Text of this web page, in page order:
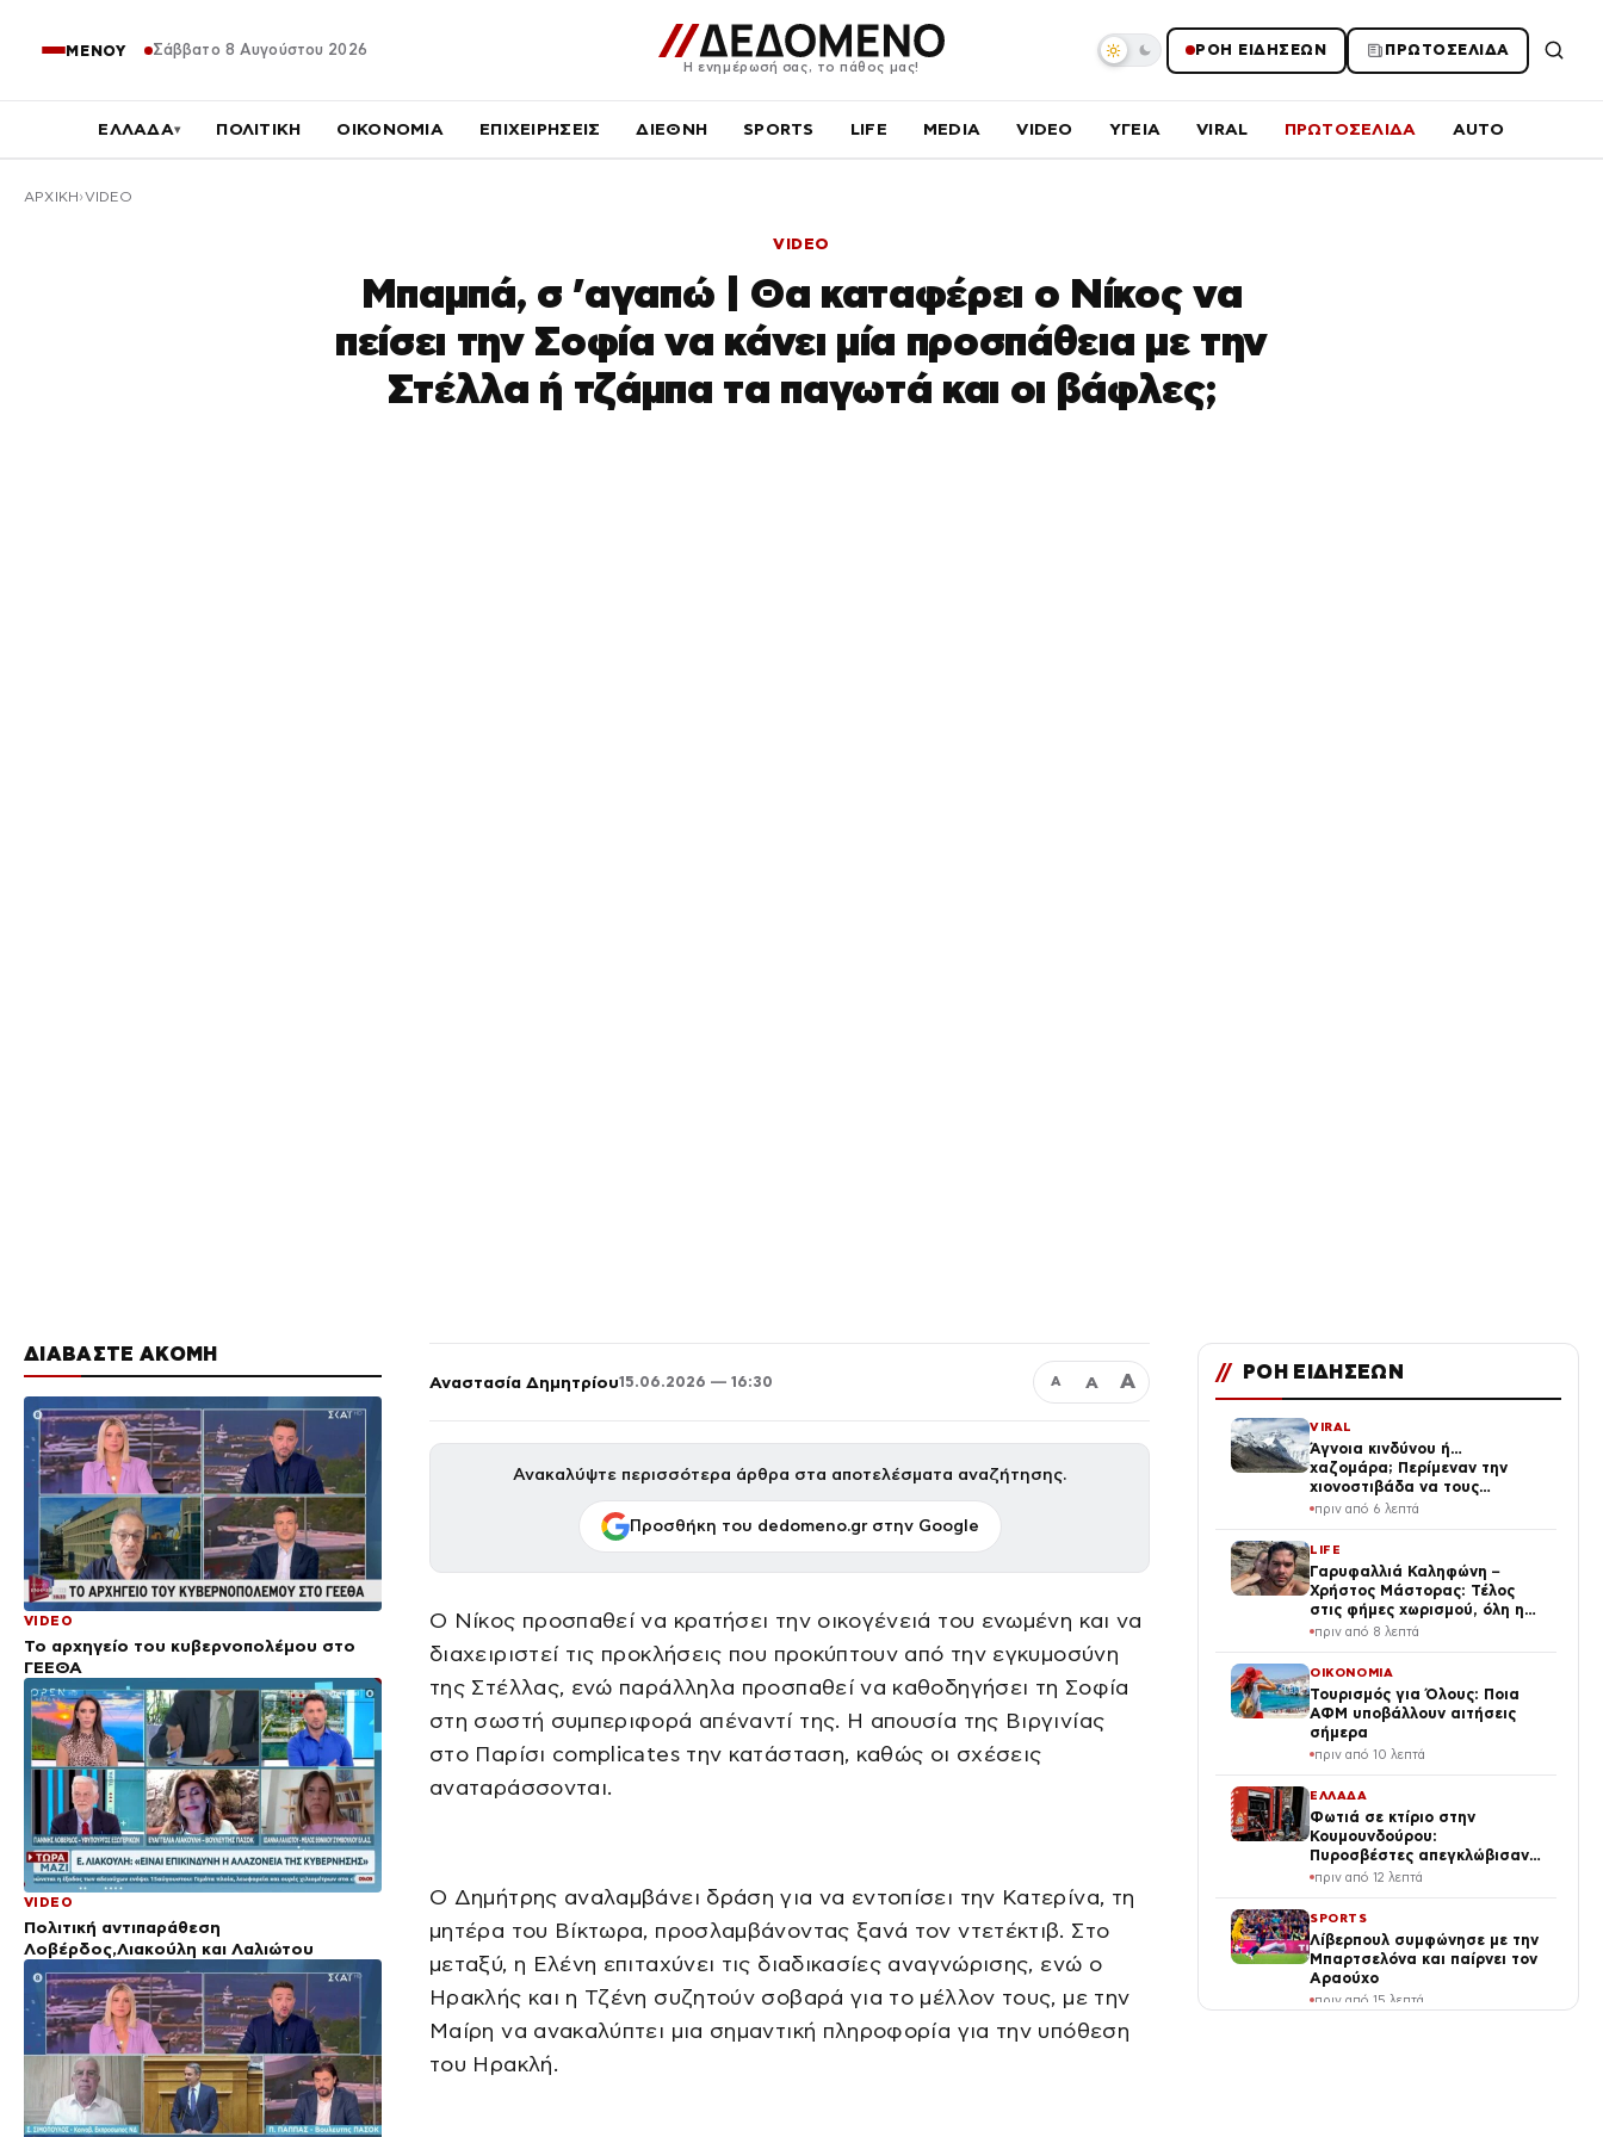
ΜΕΝΟΥ Σάββατο 8 Αυγούστου 2026
Η ενημέρωσή σας, το πάθος μας!
ΡΟΗ ΕΙΔΗΣΕΩΝ ΠΡΩΤΟΣΕΛΙΔΑ
ΕΛΛΑΔΑ▾ ΠΟΛΙΤΙΚΗ ΟΙΚΟΝΟΜΙΑ ΕΠΙΧΕΙΡΗΣΕΙΣ ΔΙΕΘΝΗ SPORTS LIFE MEDIA VIDEO ΥΓΕΙΑ VIRAL ΠΡΩΤΟΣΕΛΙΔΑ AUTO
ΑΡΧΙΚΉ VIDEO
VIDEO
Μπαμπά, σ ’αγαπώ | Θα καταφέρει ο Νίκος να
πείσει την Σοφία να κάνει μία προσπάθεια με την
Στέλλα ή τζάμπα τα παγωτά και οι βάφλες;
ΔΙΑΒΑΣΤΕ ΑΚΟΜΗ
VIDEO
Το αρχηγείο του κυβερνοπολέμου στο
ΓΕΕΘΑ
VIDEO
Πολιτική αντιπαράθεση
Λοβέρδος,Λιακούλη και Λαλιώτου
Αναστασία Δημητρίου15.06.2026 — 16:30 Α Α Α
Ανακαλύψτε περισσότερα άρθρα στα αποτελέσματα αναζήτησης.
Προσθήκη του dedomeno.gr στην Google
Ο Νίκος προσπαθεί να κρατήσει την οικογένειά του ενωμένη και να
διαχειριστεί τις προκλήσεις που προκύπτουν από την εγκυμοσύνη
της Στέλλας, ενώ παράλληλα προσπαθεί να καθοδηγήσει τη Σοφία
στη σωστή συμπεριφορά απέναντί της. Η απουσία της Βιργινίας
στο Παρίσι complicates την κατάσταση, καθώς οι σχέσεις
αναταράσσονται.
Ο Δημήτρης αναλαμβάνει δράση για να εντοπίσει την Κατερίνα, τη
μητέρα του Βίκτωρα, προσλαμβάνοντας ξανά τον ντετέκτιβ. Στο
μεταξύ, η Ελένη επιταχύνει τις διαδικασίες αναγνώρισης, ενώ ο
Ηρακλής και η Τζένη συζητούν σοβαρά για το μέλλον τους, με την
Μαίρη να ανακαλύπτει μια σημαντική πληροφορία για την υπόθεση
του Ηρακλή.
// ΡΟΗ ΕΙΔΗΣΕΩΝ
VIRAL
Άγνοια κινδύνου ή…
χαζομάρα; Περίμεναν την
χιονοστιβάδα να τους
πλακώσει! Vid
πριν από 6 λεπτά
LIFE
Γαρυφαλλιά Καληφώνη –
Χρήστος Μάστορας: Τέλος
στις φήμες χωρισμού, όλη η
αλήθεια για τη σχέση τους
πριν από 8 λεπτά
ΟΙΚΟΝΟΜΙΑ
Τουρισμός για Όλους: Ποια
ΑΦΜ υποβάλλουν αιτήσεις
σήμερα
πριν από 10 λεπτά
ΕΛΛΑΔΑ
Φωτιά σε κτίριο στην
Κουμουνδούρου:
Πυροσβέστες απεγκλώβισαν
άτομο
πριν από 12 λεπτά
SPORTS
Λίβερπουλ συμφώνησε με την
Μπαρτσελόνα και παίρνει τον
Αραούχο
πριν από 15 λεπτά